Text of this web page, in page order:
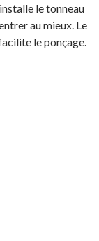
le tonneau
au mieux. Le
le ponçage.